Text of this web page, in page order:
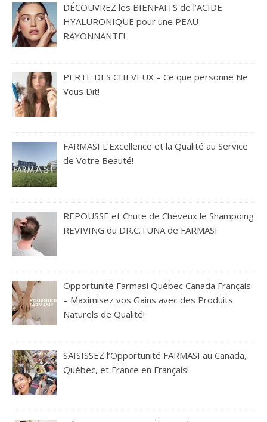
DÉCOUVREZ les BIENFAITS de l’ACIDE
HYALURONIQUE pour une PEAU
RAYONNANTE!
PERTE DES CHEVEUX – Ce que personne Ne
Vous Dit!
FARMASI L’Excellence et la Qualité au Service
de Votre Beauté!
REPOUSSE et Chute de Cheveux le Shampoing
REVIVING du DR.C.TUNA de FARMASI
Opportunité Farmasi Québec Canada Français
– Maximisez vos Gains avec des Produits
Naturels de Qualité!
SAISISSEZ l’Opportunité FARMASI au Canada,
Québec, et France en Français!